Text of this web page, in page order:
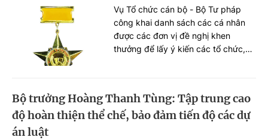
Vụ Tổ chức cán bộ - Bộ Tư pháp
công khai danh sách các cá nhân
được các đơn vị đề nghị khen
thưởng để lấy ý kiến các tổ chức,
Bộ trưởng Hoàng Thanh Tùng: Tập trung cao
độ hoàn thiện thể chế, bảo đảm tiến độ các dự
án luật